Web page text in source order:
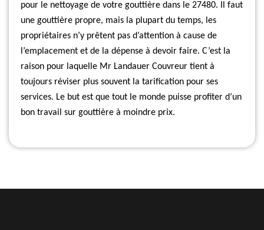
pour le nettoyage de votre gouttière dans le 27480. Il faut
une gouttière propre, mais la plupart du temps, les
propriétaires n’y prêtent pas d’attention à cause de
l’emplacement et de la dépense à devoir faire. C’est la
raison pour laquelle Mr Landauer Couvreur tient à
toujours réviser plus souvent la tarification pour ses
services. Le but est que tout le monde puisse profiter d’un
bon travail sur gouttière à moindre prix.